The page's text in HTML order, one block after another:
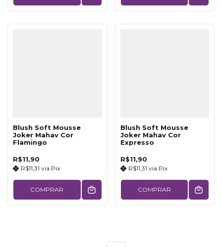
Blush Soft Mousse
Joker Mahav Cor
Flamingo
R$11,90
R$11,31 via Pix
COMPRAR
Blush Soft Mousse
Joker Mahav Cor
Expresso
R$11,90
R$11,31 via Pix
COMPRAR